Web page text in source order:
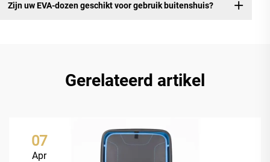
Zijn uw EVA-dozen geschikt voor gebruik buitenshuis?
Gerelateerd artikel
07
Apr